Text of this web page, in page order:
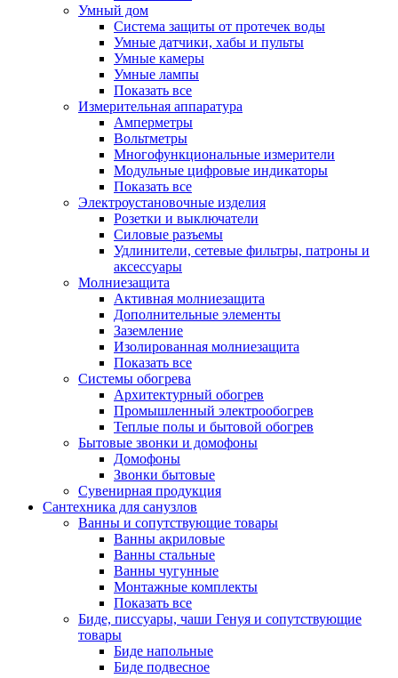
Умный дом
Система защиты от протечек воды
Умные датчики, хабы и пульты
Умные камеры
Умные лампы
Показать все
Измерительная аппаратура
Амперметры
Вольтметры
Многофункциональные измерители
Модульные цифровые индикаторы
Показать все
Электроустановочные изделия
Розетки и выключатели
Силовые разъемы
Удлинители, сетевые фильтры, патроны и
аксессуары
Молниезащита
Активная молниезащита
Дополнительные элементы
Заземление
Изолированная молниезащита
Показать все
Системы обогрева
Архитектурный обогрев
Промышленный электрообогрев
Теплые полы и бытовой обогрев
Бытовые звонки и домофоны
Домофоны
Звонки бытовые
Сувенирная продукция
Сантехника для санузлов
Ванны и сопутствующие товары
Ванны акриловые
Ванны стальные
Ванны чугунные
Монтажные комплекты
Показать все
Биде, писсуары, чаши Генуя и сопутствующие
товары
Биде напольные
Биде подвесное